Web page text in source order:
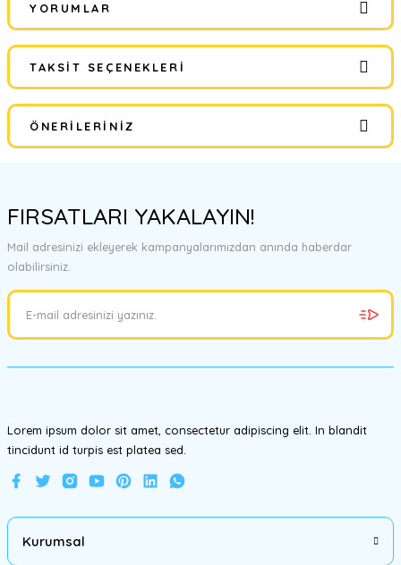
YORUMLAR
Bu ürüne ilk yorumu siz yapın!
Yorum Yaz
TAKSIT SEÇENEKLERI
ÖNERILERINIZ
tarafımıza iletebilirsiniz.
Görüş ve önerileriniz için teşekkür ederiz.
Ürün resmi kalitesiz, bozuk veya görüntülenemiyor.
Ürün bilgilerinde hatalar bulunuyor.
FIRSATLARI YAKALAYIN!
Mail adresinizi ekleyerek kampanyalarımızdan anında haberdar
olabilirsiniz.
Lorem ipsum dolor sit amet, consectetur adipiscing elit. In blandit
tincidunt id turpis est platea sed.
Kurumsal